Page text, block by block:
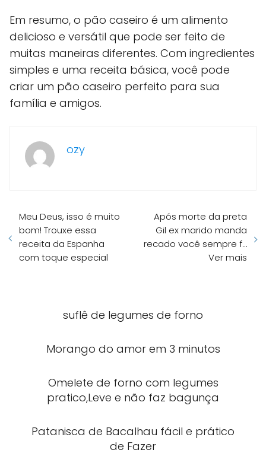
Em resumo, o pão caseiro é um alimento
delicioso e versátil que pode ser feito de
muitas maneiras diferentes. Com ingredientes
simples e uma receita básica, você pode
criar um pão caseiro perfeito para sua
família e amigos.
ozy
Meu Deus, isso é muito
bom! Trouxe essa
receita da Espanha
com toque especial
Após morte da preta
Gil ex marido manda
recado você sempre f…
Ver mais
suflê de legumes de forno
Morango do amor em 3 minutos
Omelete de forno com legumes
pratico,Leve e não faz bagunça
Patanisca de Bacalhau fácil e prático
de Fazer